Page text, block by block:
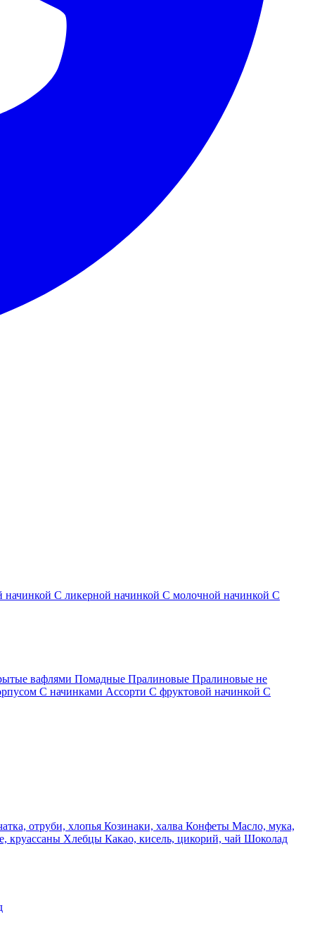
начинкой С ликерной начинкой С молочной начинкой С
вафлями Помадные Пралиновые Пралиновые не
С начинками Ассорти С фруктовой начинкой С
отруби, хлопья Козинаки, халва Конфеты Масло, мука,
круассаны Хлебцы Какао, кисель, цикорий, чай Шоколад